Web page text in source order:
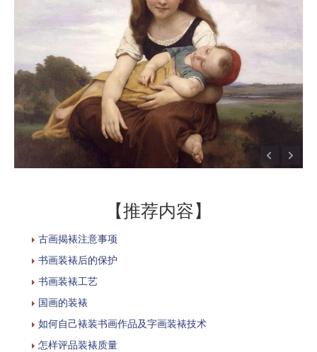
【推荐内容】
古画揭裱注意事项
书画装裱后的保护
书画装裱工艺
国画的装裱
如何自己裱装书画作品及字画装裱技术
怎样评品装裱质量